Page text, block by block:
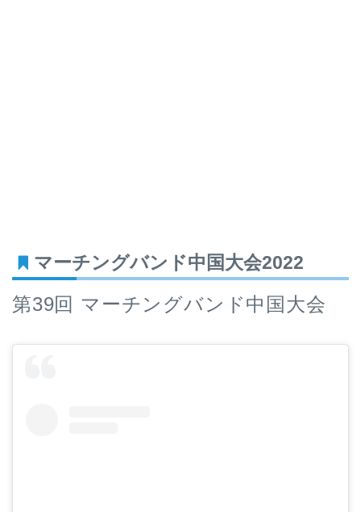
マーチングバンド中国大会2022
第39回 マーチングバンド中国大会